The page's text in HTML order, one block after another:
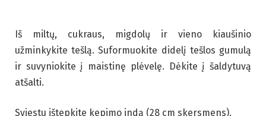
Iš miltų, cukraus, migdolų ir vieno kiaušinio
užminkykite tešlą. Suformuokite didelį tešlos gumulą
ir suvyniokite į maistinę plėvelę. Dėkite į šaldytuvą
atšalti.
Sviestu ištepkite kepimo indą (28 cm skersmens).